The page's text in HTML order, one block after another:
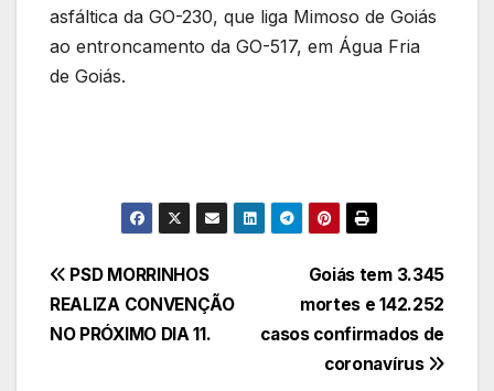
asfáltica da GO-230, que liga Mimoso de Goiás
ao entroncamento da GO-517, em Água Fria
de Goiás.
Navegação
de
Goiás tem 3.345
mortes e 142.252
casos confirmados de
coronavírus
PSD MORRINHOS
REALIZA CONVENÇÃO
NO PRÓXIMO DIA 11.